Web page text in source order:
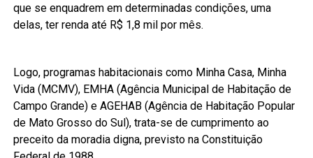
que se enquadrem em determinadas condições, uma
delas, ter renda até R$ 1,8 mil por mês.
Logo, programas habitacionais como Minha Casa, Minha
Vida (MCMV), EMHA (Agência Municipal de Habitação de
Campo Grande) e AGEHAB (Agência de Habitação Popular
de Mato Grosso do Sul), trata-se de cumprimento ao
preceito da moradia digna, previsto na Constituição